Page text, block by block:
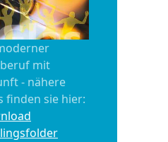
mit
- nähere
finden sie hier: